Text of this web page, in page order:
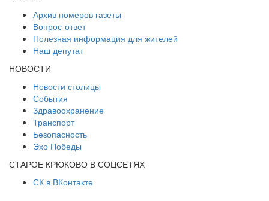
Архив номеров газеты
Вопрос-ответ
Полезная информация для жителей
Наш депутат
НОВОСТИ
Новости столицы
События
Здравоохранение
Транспорт
Безопасность
Эхо Победы
СТАРОЕ КРЮКОВО В СОЦСЕТЯХ
СК в ВКонтакте